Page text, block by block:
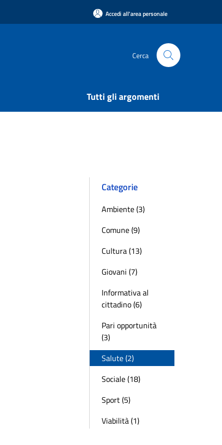
Accedi all'area personale
Cerca
Tutti gli argomenti
Categorie
Ambiente (3)
Comune (9)
Cultura (13)
Giovani (7)
Informativa al
cittadino (6)
Pari opportunità
(3)
Salute (2)
Sociale (18)
Sport (5)
Viabilità (1)